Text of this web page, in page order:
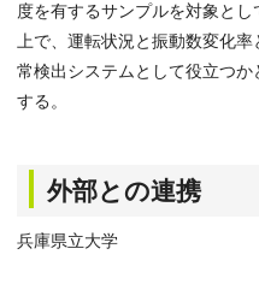
度を有するサンプルを対象と
上で、運転状況と振動数変化
常検出システムとして役立つ
する。
外部との連携
兵庫県立大学